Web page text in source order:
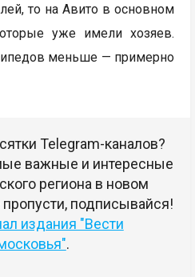
то на Авито в основном
уже имели хозяев.
меньше — примерно
Telegram-каналов?
важные и интересные
региона в новом
подписывайся!
издания "Вести
.